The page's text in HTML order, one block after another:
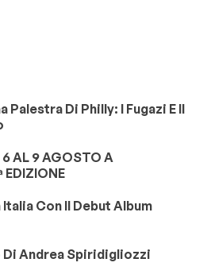
Palestra Di Philly: I Fugazi E Il
AL 9 AGOSTO A
EDIZIONE
Con Il Debut Album
Di Andrea Spiridigliozzi